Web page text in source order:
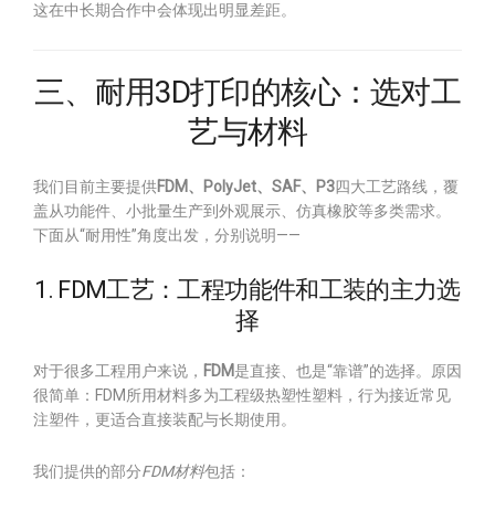
这在中长期合作中会体现出明显差距。
三、耐用3D打印的核心：选对工
艺与材料
我们目前主要提供FDM、PolyJet、SAF、P3四大工艺路线，覆
盖从功能件、小批量生产到外观展示、仿真橡胶等多类需求。
下面从“耐用性”角度出发，分别说明——
1. FDM工艺：工程功能件和工装的主力选
择
对于很多工程用户来说， FDM是直接、也是“靠谱”的选择。原因
很简单：FDM所用材料多为工程级热塑性塑料，行为接近常见
注塑件，更适合直接装配与长期使用。
我们提供的部分FDM材料包括：